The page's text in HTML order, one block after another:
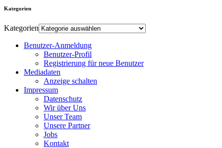
Kategorien
Kategorien
Benutzer-Anmeldung
Benutzer-Profil
Registrierung für neue Benutzer
Mediadaten
Anzeige schalten
Impressum
Datenschutz
Wir über Uns
Unser Team
Unsere Partner
Jobs
Kontakt